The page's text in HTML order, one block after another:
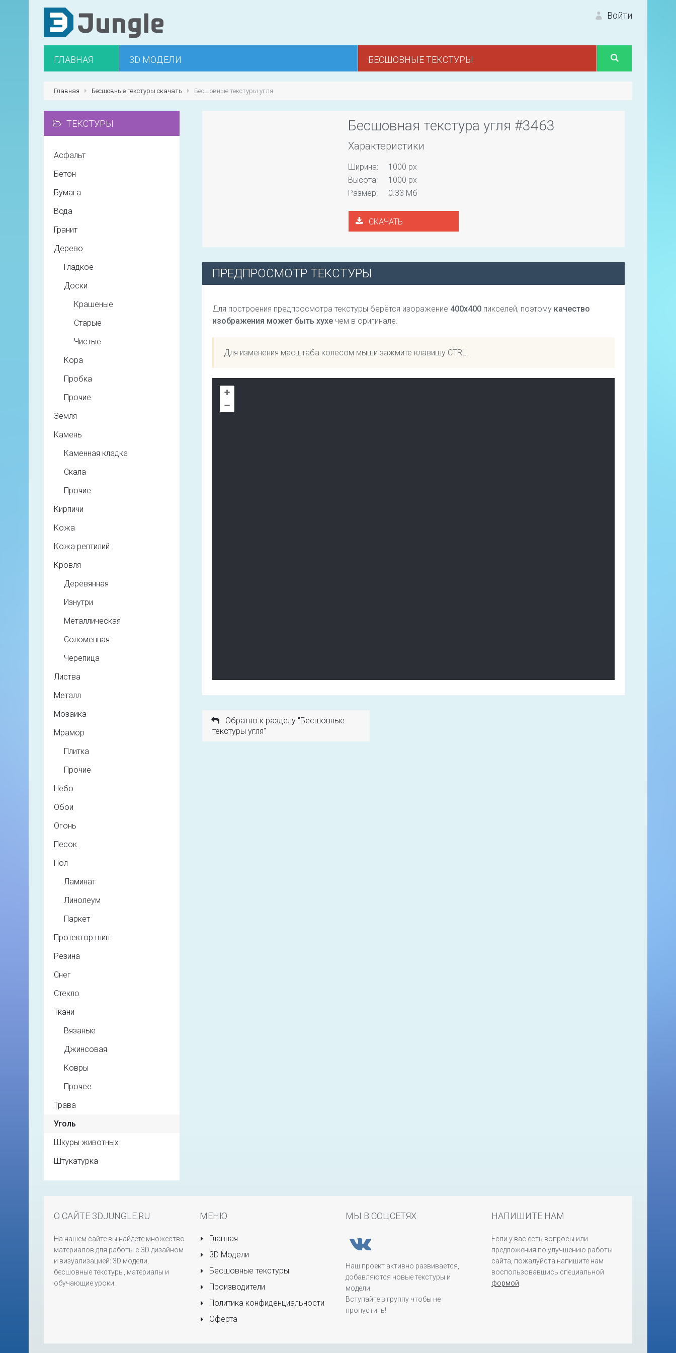
Войти
ГЛАВНАЯ 3D МОДЕЛИ БЕСШОВНЫЕ ТЕКСТУРЫ
Главная Бесшовные текстуры скачать Бесшовные текстуры угля
Бесшовная текстура угля #3463
Характеристики
Ширина:
1000 px
Высота:
1000 px
Размер:
0.33 Мб
СКАЧАТЬ
ПРЕДПРОСМОТР ТЕКСТУРЫ
Для построения предпросмотра текстуры берётся изоражение 400х400 пикселей, поэтому качество
изображения может быть хухе чем в оригинале.
Для изменения масштаба колесом мыши зажмите клавишу CTRL.
Обратно к разделу "Бесшовные
текстуры угля"
ТЕКСТУРЫ
Асфальт
Бетон
Бумага
Вода
Гранит
Дерево
Гладкое
Доски
Крашеные
Старые
Чистые
Кора
Пробка
Прочие
Земля
Камень
Каменная кладка
Скала
Прочие
Кирпичи
Кожа
Кожа рептилий
Кровля
Деревянная
Изнутри
Металлическая
Соломенная
Черепица
Листва
Металл
Мозаика
Мрамор
Плитка
Прочие
Небо
Обои
Огонь
Песок
Пол
Ламинат
Линолеум
Паркет
Протектор шин
Резина
Снег
Стекло
Ткани
Вязаные
Джинсовая
Ковры
Прочее
Трава
Уголь
Шкуры животных
Штукатурка
О САЙТЕ 3DJUNGLE.RU
На нашем сайте вы найдете множество
материалов для работы с 3D дизайном
и визуализацией: 3D модели,
бесшовные текстуры, материалы и
обучающие уроки.
МЕНЮ
Главная
3D Модели
Бесшовные текстуры
Производители
Политика конфиденциальности
Оферта
МЫ В СОЦСЕТЯХ
Наш проект активно развивается,
добавляются новые текстуры и
модели.
Вступайте в группу чтобы не
пропустить!
НАПИШИТЕ НАМ
Если у вас есть вопросы или
предложения по улучшению работы
сайта, пожалуйста напишите нам
воспользовавшись специальной
формой